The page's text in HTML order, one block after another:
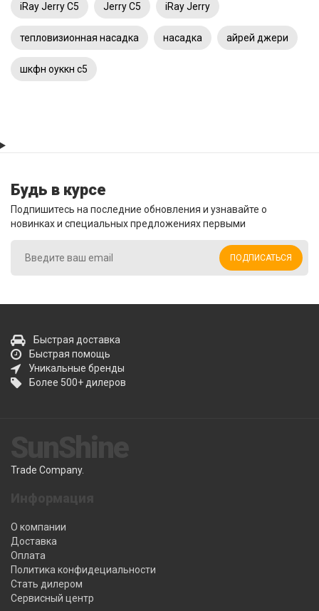
iRay Jerry C5 Jerry C5 iRay Jerry
тепловизионная насадка насадка айрей джери
шкфн оуккн с5
Будь в курсе
Подпишитесь на последние обновления и узнавайте о
новинках и специальных предложениях первыми
ПОДПИСАТЬСЯ
Быстрая доставка
Быстрая помощь
Уникальные бренды
Более 500+ дилеров
Trade Company.
О компании
Доставка
Оплата
Политика конфидециальности
Стать дилером
Сервисный центр